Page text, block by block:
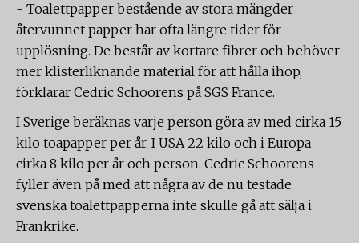
- Toalettpapper bestående av stora mängder
återvunnet papper har ofta längre tider för
upplösning. De består av kortare fibrer och behöver
mer klisterliknande material för att hålla ihop,
förklarar Cedric Schoorens på SGS France.
I Sverige beräknas varje person göra av med cirka 15
kilo toapapper per år. I USA 22 kilo och i Europa
cirka 8 kilo per år och person. Cedric Schoorens
fyller även på med att några av de nu testade
svenska toalettpapperna inte skulle gå att sälja i
Frankrike.